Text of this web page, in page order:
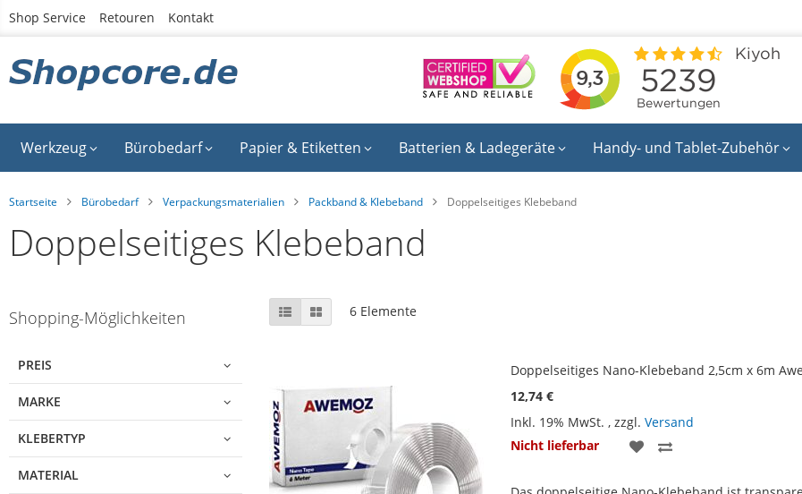
Zum
Shop Service Retouren Kontakt
Werkzeug Bürobedarf Papier & Etiketten Batterien & Ladegeräte Handy- und Tablet-Zubehör
Startseite Bürobedarf Verpackungsmaterialien Packband & Klebeband Doppelseitiges Klebeband
Doppelseitiges Klebeband
to
list
Shopping-Möglichkeiten
PREIS
MARKE
KLEBERTYP
MATERIAL
Anzeigen
als
ListeListe 6Elemente
Doppelseitiges Nano-Klebeband 2,5cm x 6m
12,74 €
Inkl. 19% MwSt. , zzgl. Versand
Nicht lieferbar
ZUR